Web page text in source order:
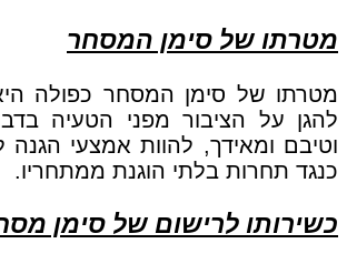
מטרתו של סימן המסחר
מטרתו של סימן המסחר כפולה
להגן על הציבור מפני הטעיה
וטיבם ומאידך, להוות אמצעי הגנה
כנגד תחרות בלתי הוגנת ממתחריו.
כשירותו לרישום של סימן